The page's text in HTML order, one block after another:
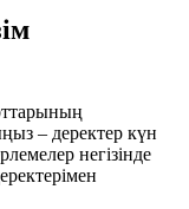
– деректер күн
негізінде